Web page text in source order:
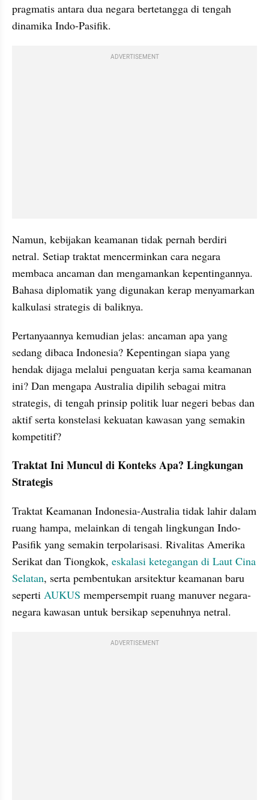
pragmatis antara dua negara bertetangga di tengah
dinamika Indo-Pasifik.
ADVERTISEMENT
Namun, kebijakan keamanan tidak pernah berdiri
netral. Setiap traktat mencerminkan cara negara
membaca ancaman dan mengamankan kepentingannya.
Bahasa diplomatik yang digunakan kerap menyamarkan
kalkulasi strategis di baliknya.
Pertanyaannya kemudian jelas: ancaman apa yang
sedang dibaca Indonesia? Kepentingan siapa yang
hendak dijaga melalui penguatan kerja sama keamanan
ini? Dan mengapa Australia dipilih sebagai mitra
strategis, di tengah prinsip politik luar negeri bebas dan
aktif serta konstelasi kekuatan kawasan yang semakin
kompetitif?
Traktat Ini Muncul di Konteks Apa? Lingkungan
Strategis
Traktat Keamanan Indonesia-Australia tidak lahir dalam
ruang hampa, melainkan di tengah lingkungan Indo-
Pasifik yang semakin terpolarisasi. Rivalitas Amerika
Serikat dan Tiongkok, eskalasi ketegangan di Laut Cina
Selatan, serta pembentukan arsitektur keamanan baru
seperti AUKUS mempersempit ruang manuver negara-
negara kawasan untuk bersikap sepenuhnya netral.
ADVERTISEMENT